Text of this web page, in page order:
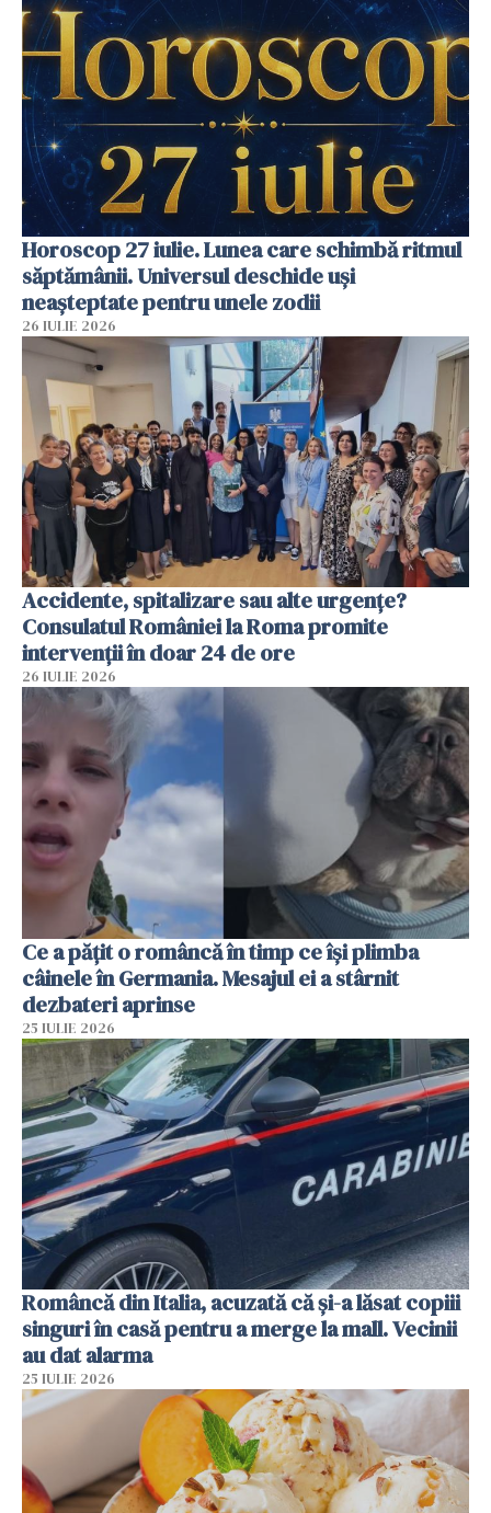
Horoscop 27 iulie. Lunea care schimbă ritmul
săptămânii. Universul deschide uși
neașteptate pentru unele zodii
26 IULIE 2026
Accidente, spitalizare sau alte urgențe?
Consulatul României la Roma promite
intervenții în doar 24 de ore
26 IULIE 2026
Ce a pățit o româncă în timp ce își plimba
câinele în Germania. Mesajul ei a stârnit
dezbateri aprinse
25 IULIE 2026
Româncă din Italia, acuzată că și-a lăsat copiii
singuri în casă pentru a merge la mall. Vecinii
au dat alarma
25 IULIE 2026